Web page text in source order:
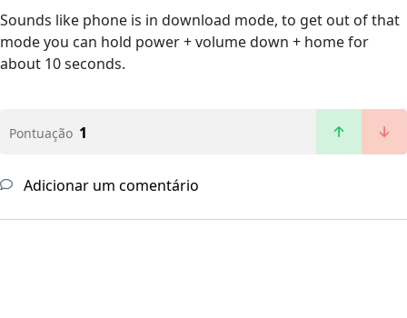
Sounds like phone is in download mode, to get out of that
mode you can hold power + volume down + home for
about 10 seconds.
Pontuação 1
Adicionar um comentário